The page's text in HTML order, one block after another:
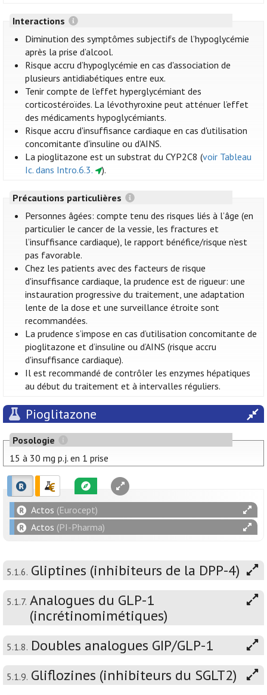
Interactions
Diminution des symptômes subjectifs de l’hypoglycémie
après la prise d’alcool.
Risque accru d’hypoglycémie en cas d'association de
plusieurs antidiabétiques entre eux.
Tenir compte de l’effet hyperglycémiant des
corticostéroïdes. La lévothyroxine peut atténuer l’effet
des médicaments hypoglycémiants.
Risque accru d'insuffisance cardiaque en cas d'utilisation
concomitante d'insuline ou d’AINS.
La pioglitazone est un substrat du CYP2C8 (voir Tableau
Ic. dans Intro.6.3.
).
Précautions particulières
Personnes âgées: compte tenu des risques liés à l’âge (en
particulier le cancer de la vessie, les fractures et
l’insuffisance cardiaque), le rapport bénéfice/risque n’est
pas favorable.
Chez les patients avec des facteurs de risque
d'insuffisance cardiaque, la prudence est de rigueur: une
instauration progressive du traitement, une adaptation
lente de la dose et une surveillance étroite sont
recommandées.
La prudence s’impose en cas d’utilisation concomitante de
pioglitazone et d’insuline ou d’AINS (risque accru
d'insuffisance cardiaque).
Il est recommandé de contrôler les enzymes hépatiques
au début du traitement et à intervalles réguliers.
Pioglitazone
Posologie
15 à 30 mg p.j. en 1 prise
Actos (Eurocept)
Actos (PI-Pharma)
5.1.6. Gliptines (inhibiteurs de la DPP-4)
5.1.7. Analogues du GLP-1
(incrétinomimétiques)
5.1.8. Doubles analogues GIP/GLP-1
5.1.9. Gliflozines (inhibiteurs du SGLT2)